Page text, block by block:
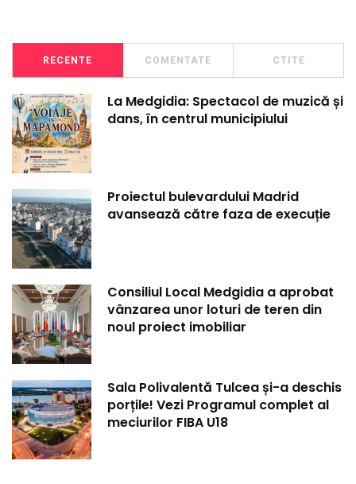
RECENTE COMENTATE CTITE
La Medgidia: Spectacol de muzică și
dans, în centrul municipiului
Proiectul bulevardului Madrid
avansează către faza de execuție
Consiliul Local Medgidia a aprobat
vânzarea unor loturi de teren din
noul proiect imobiliar
Sala Polivalentă Tulcea și-a deschis
porțile! Vezi Programul complet al
meciurilor FIBA U18